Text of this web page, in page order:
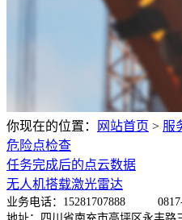
你现在的位置： 网站首页 > 服
危险点检查
任务完成后的点云数据
无人机搭载激光雷达
业务电话：15281707888 0817-